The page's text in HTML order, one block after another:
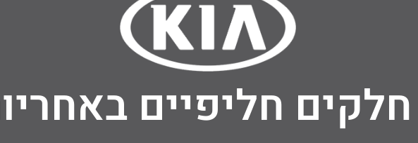
חליפיים